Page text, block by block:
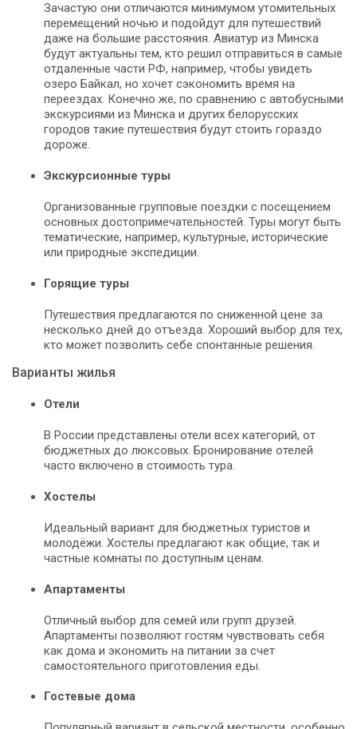
Зачастую они отличаются минимумом утомительных
перемещений ночью и подойдут для путешествий
даже на большие расстояния. Авиатур из Минска
будут актуальны тем, кто решил отправиться в самые
отдаленные части РФ, например, чтобы увидеть
озеро Байкал, но хочет сэкономить время на
переездах. Конечно же, по сравнению с автобусными
экскурсиями из Минска и других белорусских
городов такие путешествия будут стоить гораздо
дороже.
Экскурсионные туры
Организованные групповые поездки с посещением
основных достопримечательностей. Туры могут быть
тематические, например, культурные, исторические
или природные экспедиции.
Горящие туры
Путешествия предлагаются по сниженной цене за
несколько дней до отъезда. Хороший выбор для тех,
кто может позволить себе спонтанные решения.
Варианты жилья
Отели
В России представлены отели всех категорий, от
бюджетных до люксовых. Бронирование отелей
часто включено в стоимость тура.
Хостелы
Идеальный вариант для бюджетных туристов и
молодёжи. Хостелы предлагают как общие, так и
частные комнаты по доступным ценам.
Апартаменты
Отличный выбор для семей или групп друзей.
Апартаменты позволяют гостям чувствовать себя
как дома и экономить на питании за счет
самостоятельного приготовления еды.
Гостевые дома